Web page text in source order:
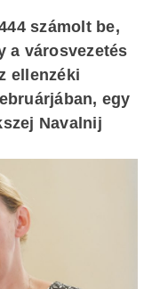
számolt be,
a városvezetés
ellenzéki
egy
Navalnij